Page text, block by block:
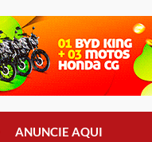
ANUNCIE AQUI